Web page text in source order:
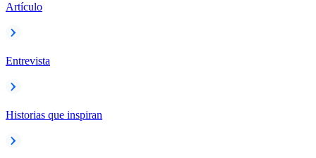
Artículo
Entrevista
Historias que inspiran